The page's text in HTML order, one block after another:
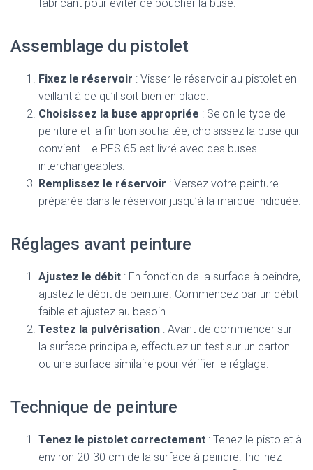
fabricant pour éviter de boucher la buse.
Assemblage du pistolet
Fixez le réservoir : Visser le réservoir au pistolet en
veillant à ce qu’il soit bien en place.
Choisissez la buse appropriée : Selon le type de
peinture et la finition souhaitée, choisissez la buse qui
convient. Le PFS 65 est livré avec des buses
interchangeables.
Remplissez le réservoir : Versez votre peinture
préparée dans le réservoir jusqu’à la marque indiquée.
Réglages avant peinture
Ajustez le débit : En fonction de la surface à peindre,
ajustez le débit de peinture. Commencez par un débit
faible et ajustez au besoin.
Testez la pulvérisation : Avant de commencer sur
la surface principale, effectuez un test sur un carton
ou une surface similaire pour vérifier le réglage.
Technique de peinture
Tenez le pistolet correctement : Tenez le pistolet à
environ 20-30 cm de la surface à peindre. Inclinez